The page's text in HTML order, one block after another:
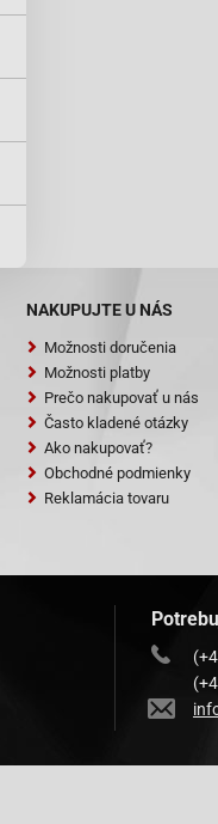
NAKUPUJTE U NÁS
Možnosti doručenia
Možnosti platby
Prečo nakupovať u nás
Často kladené otázky
Ako nakupovať?
Obchodné podmienky
Reklamácia tovaru